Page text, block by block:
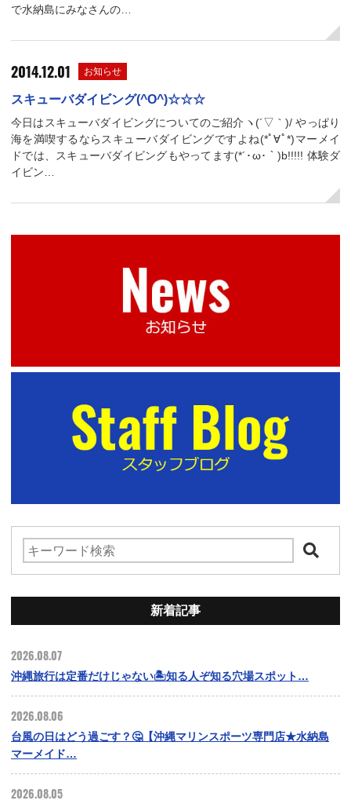
で水納島にみなさんの…
2014.12.01 お知らせ
スキューバダイビング(^O^)☆☆☆
今日はスキューバダイビングについてのご紹介ヽ(´▽｀)/ やっぱり
海を満喫するならスキューバダイビングですよね(*ﾟ∀ﾟ*)マーメイ
ドでは、スキューバダイビングもやってます(*´･ω･｀)b!!!!! 体験ダ
イビン…
新着記事
2026.08.07
沖縄旅行は定番だけじゃない🏝️知る人ぞ知る穴場スポット…
2026.08.06
台風の日はどう過ごす？🤔【沖縄マリンスポーツ専門店★水納島
マーメイド…
2026.08.05